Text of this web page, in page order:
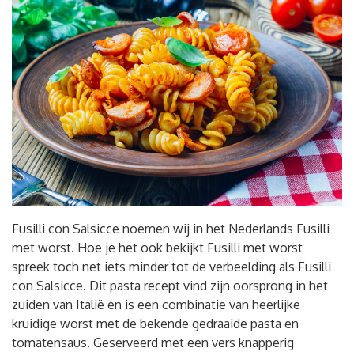
Fusilli con Salsicce noemen wij in het Nederlands Fusilli
met worst. Hoe je het ook bekijkt Fusilli met worst
spreek toch net iets minder tot de verbeelding als Fusilli
con Salsicce. Dit pasta recept vind zijn oorsprong in het
zuiden van Italië en is een combinatie van heerlijke
kruidige worst met de bekende gedraaide pasta en
tomatensaus. Geserveerd met een vers knapperig